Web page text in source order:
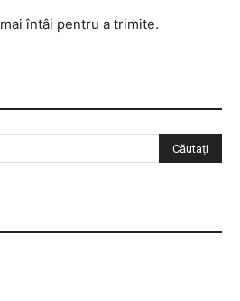
mai întâi pentru a trimite.